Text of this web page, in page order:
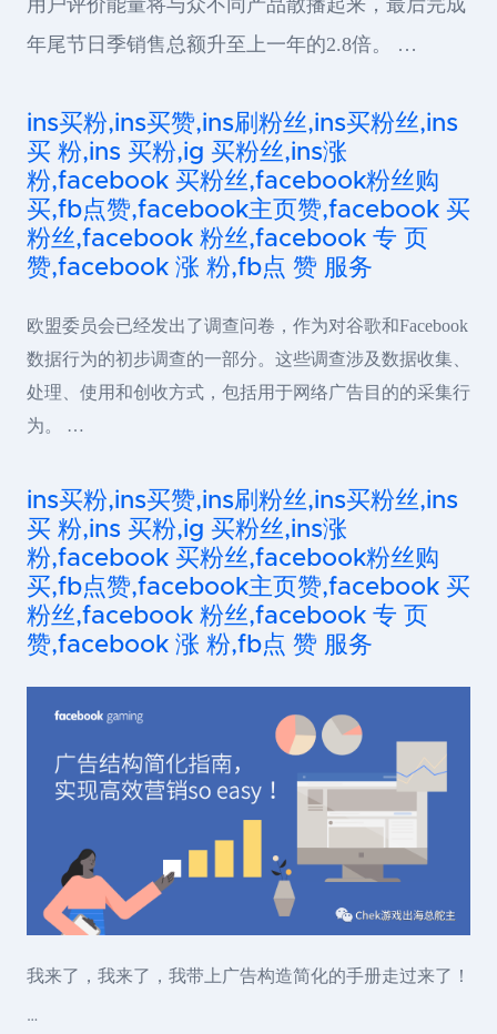
用户评价能量将与众不同产品散播起来，最后完成
年尾节日季销售总额升至上一年的2.8倍。 …
ins买粉,ins买赞,ins刷粉丝,ins买粉丝,ins
买 粉,ins 买粉,ig 买粉丝,ins涨
粉,facebook 买粉丝,facebook粉丝购
买,fb点赞,facebook主页赞,facebook 买
粉丝,facebook 粉丝,facebook 专 页
赞,facebook 涨 粉,fb点 赞 服务
欧盟委员会已经发出了调查问卷，作为对谷歌和Facebook
数据行为的初步调查的一部分。这些调查涉及数据收集、
处理、使用和创收方式，包括用于网络广告目的的采集行
为。 …
ins买粉,ins买赞,ins刷粉丝,ins买粉丝,ins
买 粉,ins 买粉,ig 买粉丝,ins涨
粉,facebook 买粉丝,facebook粉丝购
买,fb点赞,facebook主页赞,facebook 买
粉丝,facebook 粉丝,facebook 专 页
赞,facebook 涨 粉,fb点 赞 服务
我来了，我来了，我带上广告构造简化的手册走过来了！
…